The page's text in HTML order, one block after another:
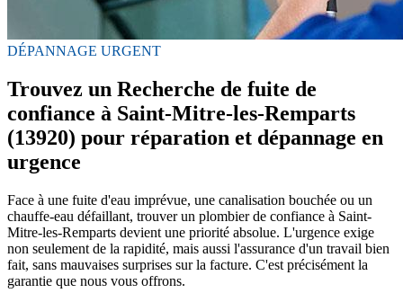
DÉPANNAGE URGENT
Trouvez un Recherche de fuite de
confiance à Saint-Mitre-les-Remparts
(13920) pour réparation et dépannage en
urgence
Face à une fuite d'eau imprévue, une canalisation bouchée ou un
chauffe-eau défaillant, trouver un plombier de confiance à Saint-
Mitre-les-Remparts devient une priorité absolue. L'urgence exige
non seulement de la rapidité, mais aussi l'assurance d'un travail bien
fait, sans mauvaises surprises sur la facture. C'est précisément la
garantie que nous vous offrons.